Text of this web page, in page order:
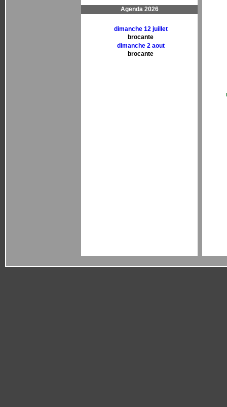
Agenda 2026
dimanche 12 juillet
brocante
dimanche 2 aout
brocante